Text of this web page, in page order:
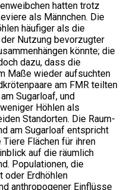
hatten trotz
als Männchen. Die
häufiger als die
Nutzung bevorzugter
könnte; die
dazu, dass die
Maße wieder aufsuchten
am FMR teilten
Sugarloaf, und
Höhlen als
Standorten. Die Raum-
am Sugarloaf entspricht
Flächen für ihren
auf die räumlich
Populationen, die
oder Erdhöhlen
anthropogener Einflüsse